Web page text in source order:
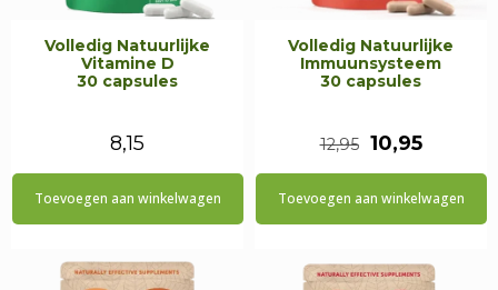
Volledig Natuurlijke
Vitamine D
30 capsules
8,15
Toevoegen aan winkelwagen
Volledig Natuurlijke
Immuunsysteem
30 capsules
12,95
prijs
10,95
prijs
Toevoegen aan winkelwagen